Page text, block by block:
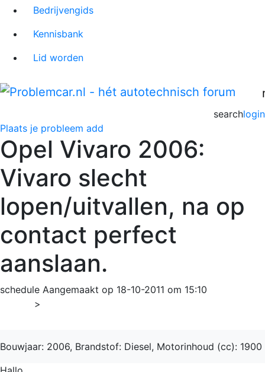
Bedrijvengids
Kennisbank
Lid worden
login
search
Plaats je probleem add
Opel Vivaro 2006:
Vivaro slecht
lopen/uitvallen, na op
contact perfect
aanslaan.
schedule Aangemaakt op 18-10-2011 om 15:10
>
Bouwjaar: 2006, Brandstof: Diesel, Motorinhoud (cc): 1900